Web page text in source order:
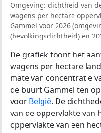
Omgeving: dichtheid van
wagens per hectare
Gammel voor 2026
(bevolkingsdichtheid) en
De grafiek toont het
wagens per hectare
mate van concentratie
de buurt Gammel ten
voor België. De
van de oppervlakte van
oppervlakte van een